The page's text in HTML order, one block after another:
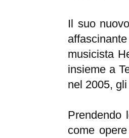
Il suo
musicista
insieme a
nel 2005,
Prendendo
come